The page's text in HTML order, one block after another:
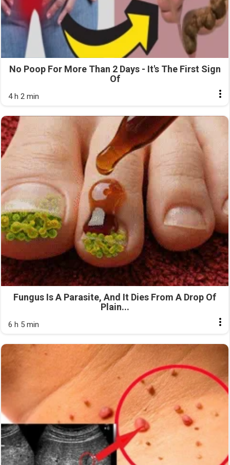
No Poop For More Than 2 Days - It's The First Sign
Of
4 h 2 min
Fungus Is A Parasite, And It Dies From A Drop Of
Plain...
6 h 5 min